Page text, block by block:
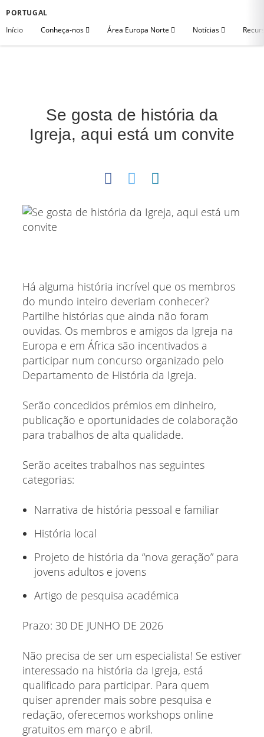
PORTUGAL
Início
Conheça-nos Área Europa Norte Notícias
Se gosta de história da
Igreja, aqui está um convite
Há alguma história incrível que os membros
do mundo inteiro deveriam conhecer?
Partilhe histórias que ainda não foram
ouvidas. Os membros e amigos da Igreja na
Europa e em África são incentivados a
participar num concurso organizado pelo
Departamento de História da Igreja.
Serão concedidos prémios em dinheiro,
publicação e oportunidades de colaboração
para trabalhos de alta qualidade.
Serão aceites trabalhos nas seguintes
categorias:
Narrativa de história pessoal e familiar
História local
Projeto de história da “nova geração” para
jovens adultos e jovens
Artigo de pesquisa académica
Prazo: 30 DE JUNHO DE 2026
Não precisa de ser um especialista! Se estiver
interessado na história da Igreja, está
qualificado para participar. Para quem
quiser aprender mais sobre pesquisa e
redação, oferecemos workshops online
gratuitos em março e abril.